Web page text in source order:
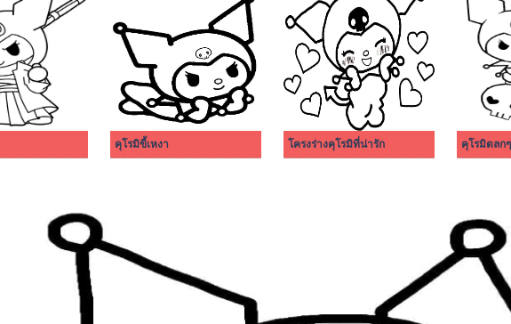
คุโรมิขี้เหงา โครงร่างคุโรมิที่น่ารัก คุโรมิตลกๆ